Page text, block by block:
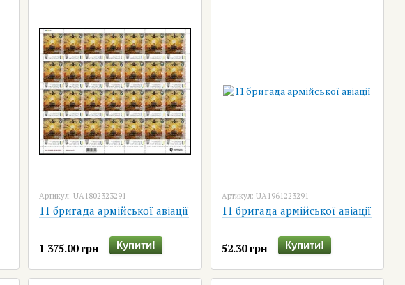
Артикул: UA1802323291
11 бригада армійської авіації
1 375.00 грн Купити!
Артикул: UA1961223291
11 бригада армійської авіації
52.30 грн Купити!